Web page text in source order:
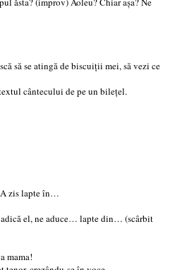
să se atingă de biscuiții mei, să vezi ce
cântecului de pe un bileţel.
A zis lapte în…
adică el, ne aduce… lapte din… (scârbit
mama!